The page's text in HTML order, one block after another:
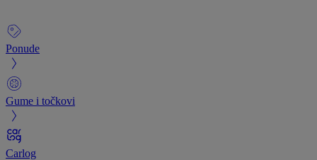
Ponude
Gume i točkovi
Carlog